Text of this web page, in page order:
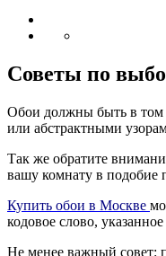
Советы по
Обои должны быть в том
или абстрактными
Так же обратите
вашу комнату в подобие
Купить обои в Москве
кодовое слово,
Не менее важный совет: